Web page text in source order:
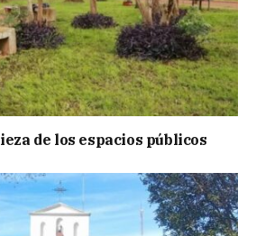
de los espacios públicos